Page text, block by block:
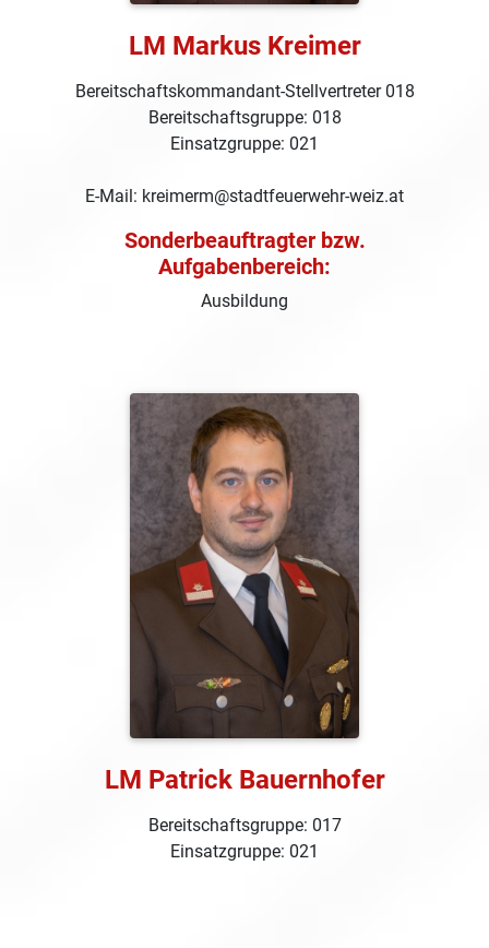
LM Markus Kreimer
Bereitschaftskommandant-Stellvertreter 018
Bereitschaftsgruppe: 018
Einsatzgruppe: 021
E-Mail: kreimerm@stadtfeuerwehr-weiz.at
Sonderbeauftragter bzw.
Aufgabenbereich:
Ausbildung
LM Patrick Bauernhofer
Bereitschaftsgruppe: 017
Einsatzgruppe: 021